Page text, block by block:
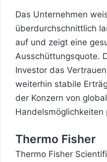
Das Unternehmen
überdurchschnittlich
auf und zeigt eine
Ausschüttungsquote.
Investor das
weiterhin stabile
der Konzern von
Handelsmöglichkeiten
Thermo Fisher
Thermo Fisher